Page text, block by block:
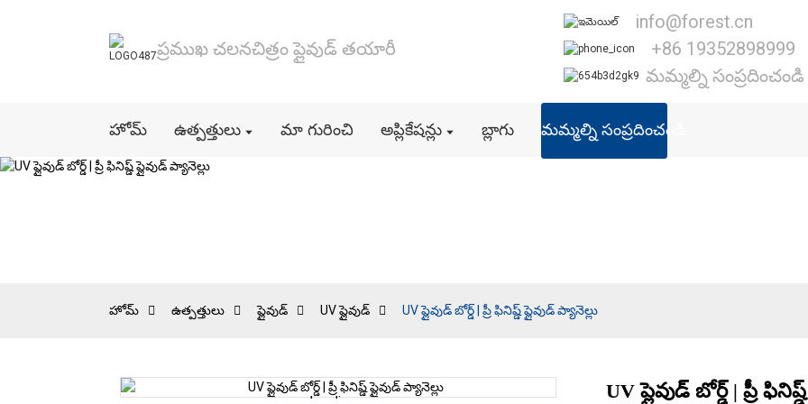
ప్రముఖ చలనచిత్రం ప్లైవుడ్ తయారీ
info@forest.cn
+86 19352898999
మమ్మల్ని సంప్రదించండి
హోమ్ ఉత్పత్తులు మా గురించి అప్లికేషన్లు బ్లాగు మమ్మల్ని సంప్రదించండి
హోమ్ ఉత్పత్తులు ప్లైవుడ్ UV ప్లైవుడ్ UV ప్లైవుడ్ బోర్డ్ | ప్రీ ఫినిష్డ్ ప్లైవుడ్ ప్యానెల్లు
UV ప్లైవుడ్ బోర్డ్ | ప్రీ